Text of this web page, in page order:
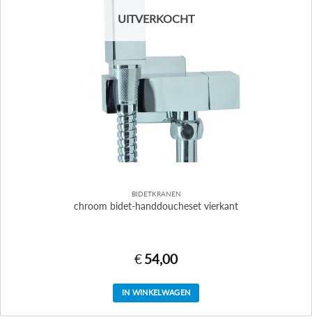
UITVERKOCHT
BIDETKRANEN
chroom bidet-handdoucheset vierkant
€54,00
IN WINKELWAGEN